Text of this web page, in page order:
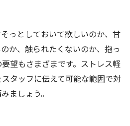
っとしておいて欲しいのか、甘
か、触られたくないのか、抱っ
望もさまざまです。ストレス軽
タッフに伝えて可能な範囲で対
ましょう。